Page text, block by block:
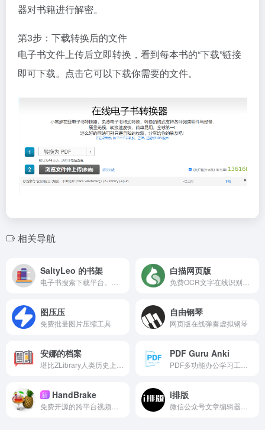
器对书籍进行解密。
第3步：下载转换后的文件
电子书文件上传后立即转换，看到每本书的“下载”链接
即可下载。点击它可以下载你需要的文件。
相关导航
SaltyLeo 的书架 白描网页版
图压压
免费批量图片压缩工具
自由钢琴
网页版在线弹奏虚拟钢琴
安娜的档案 PDF Guru Anki
新 HandBrake i排版